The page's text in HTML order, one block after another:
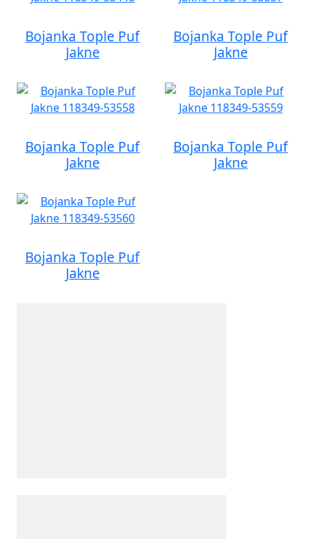
Bojanka Tople Puf
Jakne
Bojanka Tople Puf
Jakne
Bojanka Tople Puf
Jakne
Bojanka Tople Puf
Jakne
Bojanka Tople Puf
Jakne